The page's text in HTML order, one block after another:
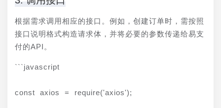
根据需求调用相应的接口。例如，创建订单时，需按照
接口说明格式构造请求体，并将必要的参数传递给易支
付的API。
```javascript
const axios = require('axios');